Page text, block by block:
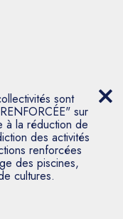
sont
sur
à la réduction de
des activités
renforcées
des piscines,
cultures.